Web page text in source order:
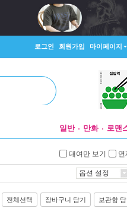
로그인 회원가입 마이페이지
일반 만화 로맨
대여만 보기 연
옵션 설정
전체선택 장바구니 담기 보관함